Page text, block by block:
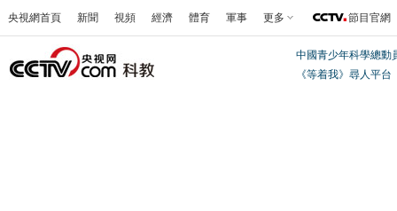
央視網首頁 新聞 視頻 經濟 體育 軍事 更多 節目官網
中國青少年科學總動
《等着我》尋人平台